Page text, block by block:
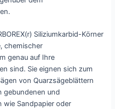
Siliziumkarbid-Körner
chemischer
genau auf Ihre
sind. Sie eignen sich zum
von Quarzsägeblättern
gebundenen und
wie Sandpapier oder